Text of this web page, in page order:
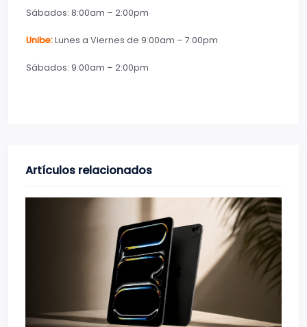
Sábados: 8:00am – 2:00pm
Unibe:Lunes a Viernes de 9:00am – 7:00pm
Sábados: 9:00am – 2:00pm
Artículos relacionados